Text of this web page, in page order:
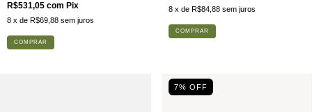
R$531,05 com Pix
8 x de R$69,88 sem juros
COMPRAR
8 x de R$84,88 sem juros
COMPRAR
7% OFF